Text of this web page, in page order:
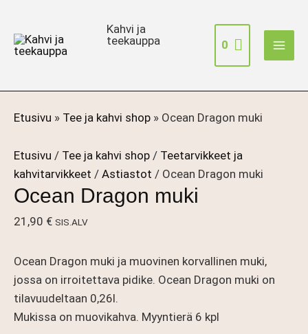
Kahvi ja
teekauppa
0
Etusivu » Tee ja kahvi shop » Ocean Dragon muki
Etusivu / Tee ja kahvi shop / Teetarvikkeet ja
kahvitarvikkeet / Astiastot / Ocean Dragon muki
Ocean Dragon muki
21,90 € SIS.ALV
Ocean Dragon muki ja muovinen korvallinen muki,
jossa on irroitettava pidike. Ocean Dragon muki on
tilavuudeltaan 0,26l.
Mukissa on muovikahva. Myyntierä 6 kpl